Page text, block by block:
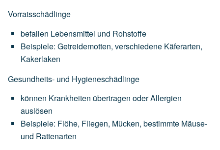
Vorratsschädlinge
befallen Lebensmittel und Rohstoffe
Beispiele: Getreidemotten, verschiedene Käferarten,
Kakerlaken
Gesundheits- und Hygieneschädlinge
können Krankheiten übertragen oderAllergien
auslösen
Beispiele: Flöhe, Fliegen, Mücken, bestimmte Mäuse-
und Rattenarten